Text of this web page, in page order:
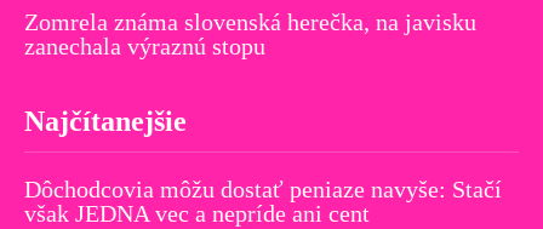
Zomrela známa slovenská herečka, na javisku
zanechala výraznú stopu
Najčítanejšie
Dôchodcovia môžu dostať peniaze navyše: Stačí
však JEDNA vec a nepríde ani cent